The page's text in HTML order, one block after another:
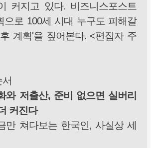
커지고 있다. 비즈니스포스트
으로 100세 시대 누구도 피해갈
계획'을 짚어본다. <편집자 주
저출산, 준비 없으면 실버리
커진다
쳐다보는 한국인, 사실상 세